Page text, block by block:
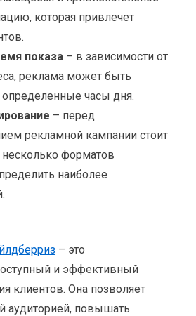
которая привлечет
показа – в зависимости от
реклама может быть
часы дня.
– перед
рекламной кампании стоит
несколько форматов
наиболее
– это
и эффективный
клиентов. Она позволяет
аудиторией, повышать